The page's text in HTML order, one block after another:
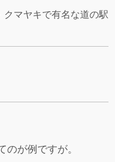
クマヤキで有名な道の駅
のが例ですが。